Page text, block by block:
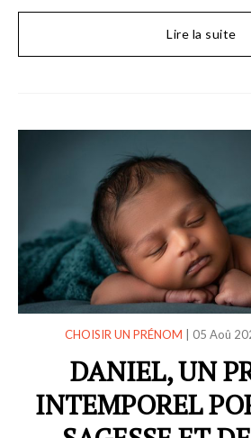
Lire la suite
CHOISIR UN PRÉNOM 05 Aoû
DANIEL, UN
INTEMPOREL